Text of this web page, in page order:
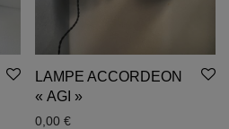
LAMPE ACCORDEON
« AGI »
0,00 €